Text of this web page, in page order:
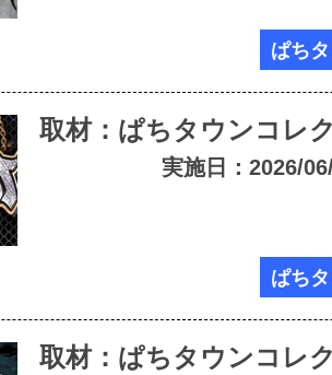
ぱち
取材：ぱちタウンコレ
実施日：2026/
ぱち
取材：ぱちタウンコレ